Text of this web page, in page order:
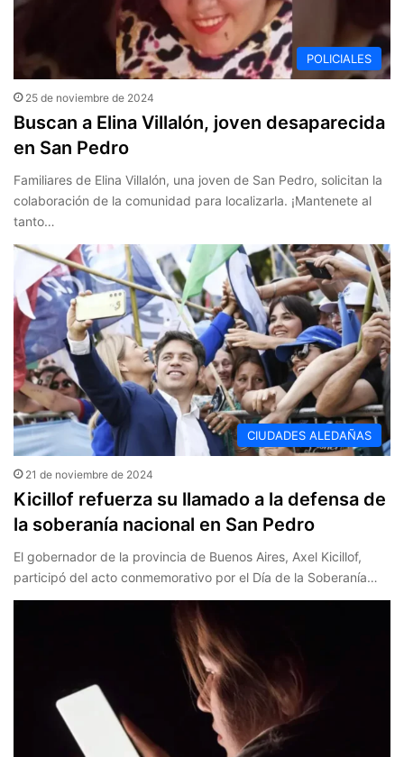
POLICIALES
25 de noviembre de 2024
Buscan a Elina Villalón, joven desaparecida
en San Pedro
Familiares de Elina Villalón, una joven de San Pedro, solicitan la
colaboración de la comunidad para localizarla. ¡Mantenete al
tanto…
CIUDADES ALEDAÑAS
21 de noviembre de 2024
Kicillof refuerza su llamado a la defensa de
la soberanía nacional en San Pedro
El gobernador de la provincia de Buenos Aires, Axel Kicillof,
participó del acto conmemorativo por el Día de la Soberanía…